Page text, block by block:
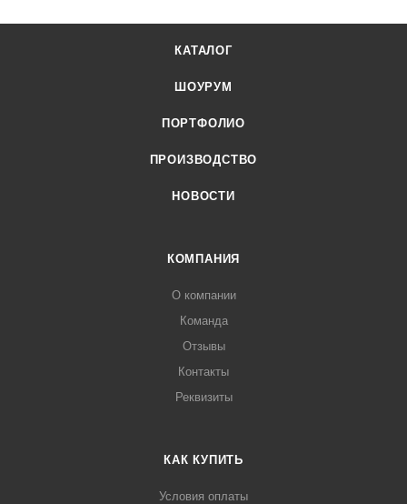
КАТАЛОГ
ШОУРУМ
ПОРТФОЛИО
ПРОИЗВОДСТВО
НОВОСТИ
КОМПАНИЯ
О компании
Команда
Отзывы
Контакты
Реквизиты
КАК КУПИТЬ
Условия оплаты